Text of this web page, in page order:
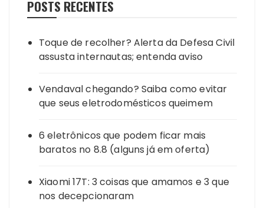
POSTS RECENTES
Toque de recolher? Alerta da Defesa Civil
assusta internautas; entenda aviso
Vendaval chegando? Saiba como evitar
que seus eletrodomésticos queimem
6 eletrônicos que podem ficar mais
baratos no 8.8 (alguns já em oferta)
Xiaomi 17T: 3 coisas que amamos e 3 que
nos decepcionaram